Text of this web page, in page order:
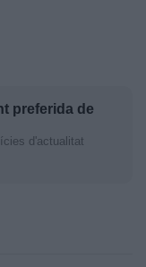
preferida de
d'actualitat